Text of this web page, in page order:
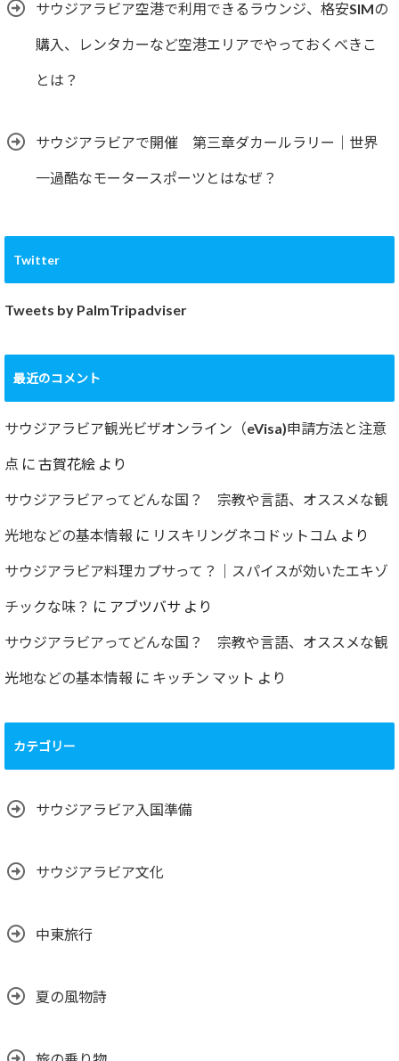
サウジアラビア空港で利用できるラウンジ、格安SIMの
購入、レンタカーなど空港エリアでやっておくべきこ
とは？
サウジアラビアで開催 第三章ダカールラリー｜世界
一過酷なモータースポーツとはなぜ？
Twitter
Tweets by PalmTripadviser
最近のコメント
サウジアラビア観光ビザオンライン（eVisa)申請方法と注意
点 に 古賀花絵 より
サウジアラビアってどんな国？ 宗教や言語、オススメな観
光地などの基本情報 に リスキリングネコドットコム より
サウジアラビア料理カプサって？｜スパイスが効いたエキゾ
チックな味？ に アブツバサ より
サウジアラビアってどんな国？ 宗教や言語、オススメな観
光地などの基本情報 に キッチン マット より
カテゴリー
サウジアラビア入国準備
サウジアラビア文化
中東旅行
夏の風物詩